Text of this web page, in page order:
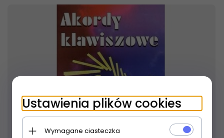
Ustawienia plików cookies
Wymagane ciasteczka